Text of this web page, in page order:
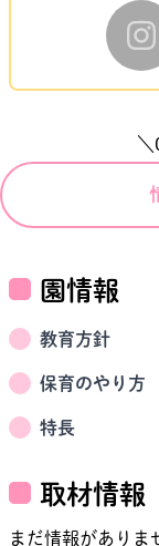
＼
園情報
教育方針
保育のやり方
特長
取材情報
まだ情報がありま